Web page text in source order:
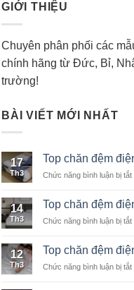
GIỚI THIỆU
Chuyên phân phối các
chính hãng từ Đức, Bỉ,
trường!
BÀI VIẾT MỚI NHẤT
17
Th3
Top chăn đệm
Chức năng bình luận bị tắt
14
Th3
Top chăn đệm
Chức năng bình luận bị tắt
12
Th3
Top chăn đệm
Chức năng bình luận bị tắt